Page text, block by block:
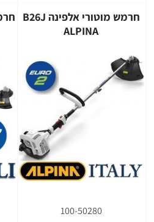
חרמש מוטורי אלפינה B26J
ALPINA
100-50280